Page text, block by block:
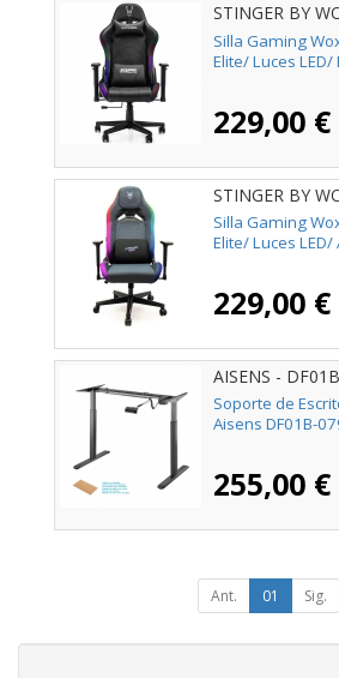
STINGER BY
068
Silla Gaming
Elite/ Luces
229,00 €
STINGER BY
121
Silla Gaming
Elite/ Luces LED/
229,00 €
AISENS -
Soporte de
Aisens DF01B-
255,00 €
Ant. 01 Sig.